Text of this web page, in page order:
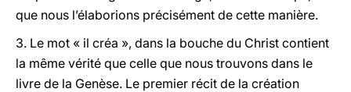
que nous l’élaborions précisément de cette manière.
3. Le mot « il créa », dans la bouche du Christ contient
la même vérité que celle que nous trouvons dans le
livre de la Genèse. Le premier récit de la création